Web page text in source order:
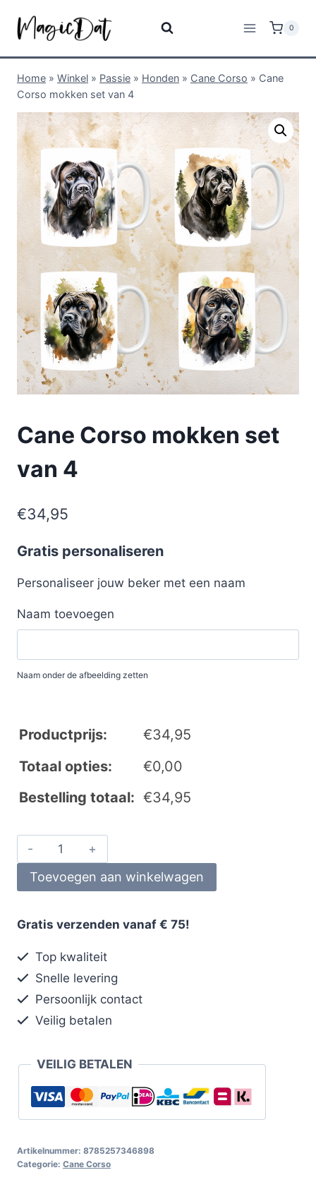
0
Home » Winkel » Passie » Honden » Cane Corso » Cane
Corso mokken set van 4
Cane Corso mokken set
van 4
€34,95
Gratis personaliseren
Personaliseer jouw beker met een naam
Naam toevoegen
Naam onder de afbeelding zetten
Productprijs: €34,95
Totaal opties:
€0,00
Bestelling totaal: €34,95
Toevoegen aan winkelwagen
Gratis verzenden vanaf € 75!
Top kwaliteit
Snelle levering
Persoonlijk contact
Veilig betalen
VEILIG BETALEN
Artikelnummer: 8785257346898
Categorie: Cane Corso